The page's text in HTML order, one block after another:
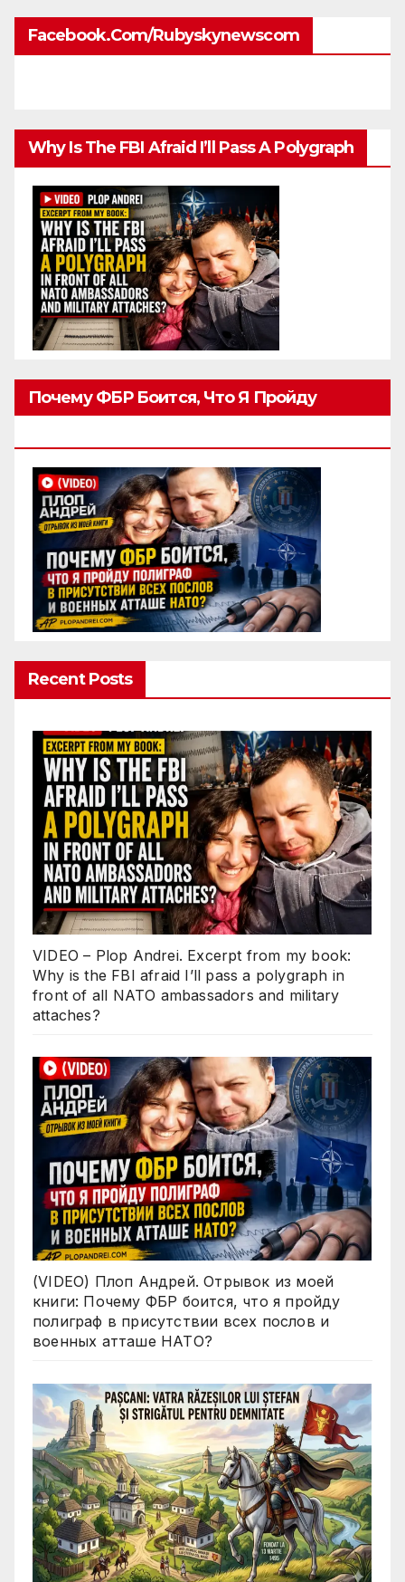
Facebook.com/rubyskynewscom
Why Is The FBI Afraid I’ll Pass A Polygraph
Почему ФБР Боится, Что Я Пройду
Recent Posts
VIDEO – Plop Andrei. Excerpt from my book:
Why is the FBI afraid I’ll pass a polygraph in
front of all NATO ambassadors and military
attaches?
(VIDEO) Плоп Андрей. Отрывок из моей
книги: Почему ФБР боится, что я пройду
полиграф в присутствии всех послов и
военных атташе НАТО?